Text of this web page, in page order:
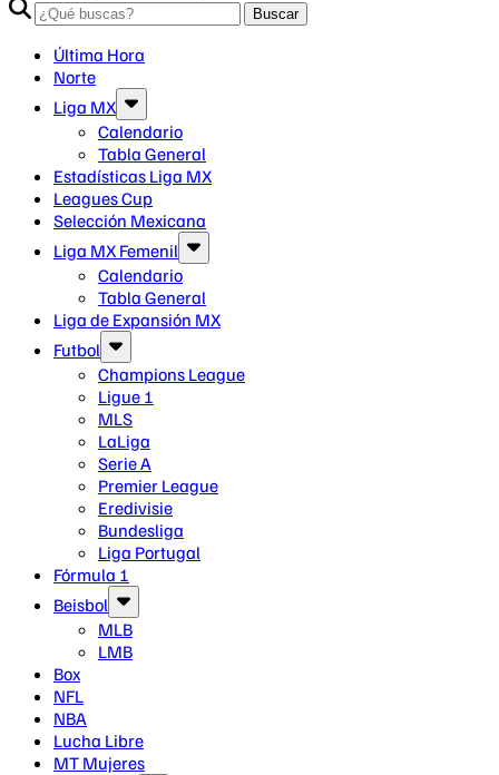
Buscar
Última Hora
Norte
Liga MX
Calendario
Tabla General
Estadísticas Liga MX
Leagues Cup
Selección Mexicana
Liga MX Femenil
Calendario
Tabla General
Liga de Expansión MX
Futbol
Champions League
Ligue 1
MLS
LaLiga
Serie A
Premier League
Eredivisie
Bundesliga
Liga Portugal
Fórmula 1
Beisbol
MLB
LMB
Box
NFL
NBA
Lucha Libre
MT Mujeres